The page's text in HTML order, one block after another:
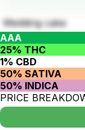
Wedding cake
AAA
25% THC
1% CBD
50% SATIVA
50% INDICA
PRICE